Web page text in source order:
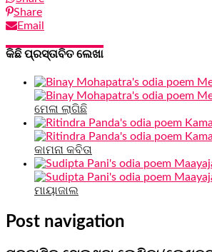
Share
Email
କିଛି ପ୍ରସ୍ତାବିତ ଲେଖା
ମେଳା ଲାଗିଛି
କାମନା କବିତା
ମାୟାଜାଲ
Post navigation